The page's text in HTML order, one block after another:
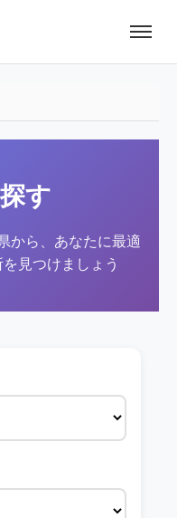
す
から、あなたに最適
見つけましょう